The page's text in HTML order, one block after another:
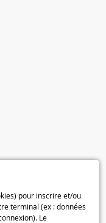
pour inscrire et/ou
terminal (ex : données
Le